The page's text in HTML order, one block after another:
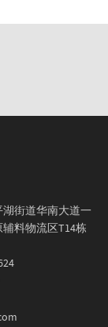
街道华南大道一
料物流区T14栋